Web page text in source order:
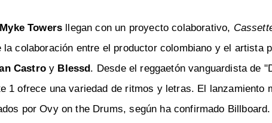
Myke Towers llegan con un proyecto colaborativo,
la colaboración entre el productor colombiano y el artista
Castroy Blessd. Desde el reggaetón vanguardista de
1 ofrece una variedad de ritmos y letras. El lanzamiento
por Ovy on the Drums, según ha confirmado Billboard.